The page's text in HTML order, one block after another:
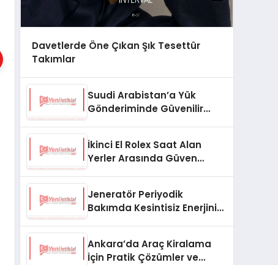
Davetlerde Öne Çıkan Şık Tesettür
Takımlar
Suudi Arabistan’a Yük
Gönderiminde Güvenilir
İkinci El Rolex Saat Alan
Yerler Arasında Güven
Jeneratör Periyodik
Bakımda Kesintisiz Enerjinin
Ankara’da Araç Kiralama
İçin Pratik Çözümler ve